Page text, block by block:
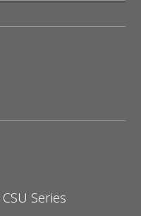
CSU Series